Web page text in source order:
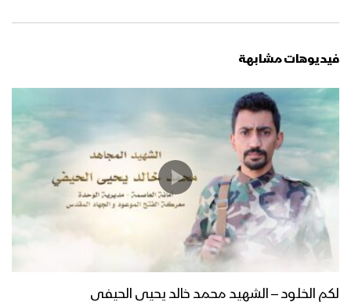
فيديوهات مشابهة
لكم الخلود – الشهيد محمد خالد يحيى الحيفي